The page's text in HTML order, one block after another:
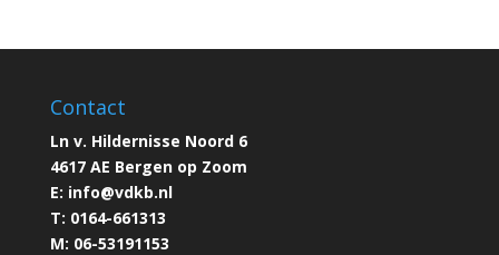
Contact
Ln v. Hildernisse Noord 6
4617 AE Bergen op Zoom
E: info@vdkb.nl
T: 0164-661313
M: 06-53191153